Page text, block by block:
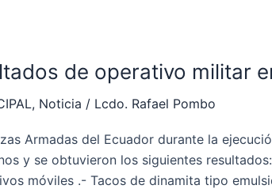
de operativo militar
, Noticia / Lcdo. Rafael Pombo
Armadas del Ecuador durante la
y se obtuvieron los siguientes
móviles .- Tacos de dinamita tipo